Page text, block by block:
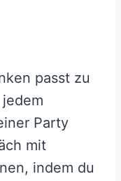
passt zu
Party
mit
indem du